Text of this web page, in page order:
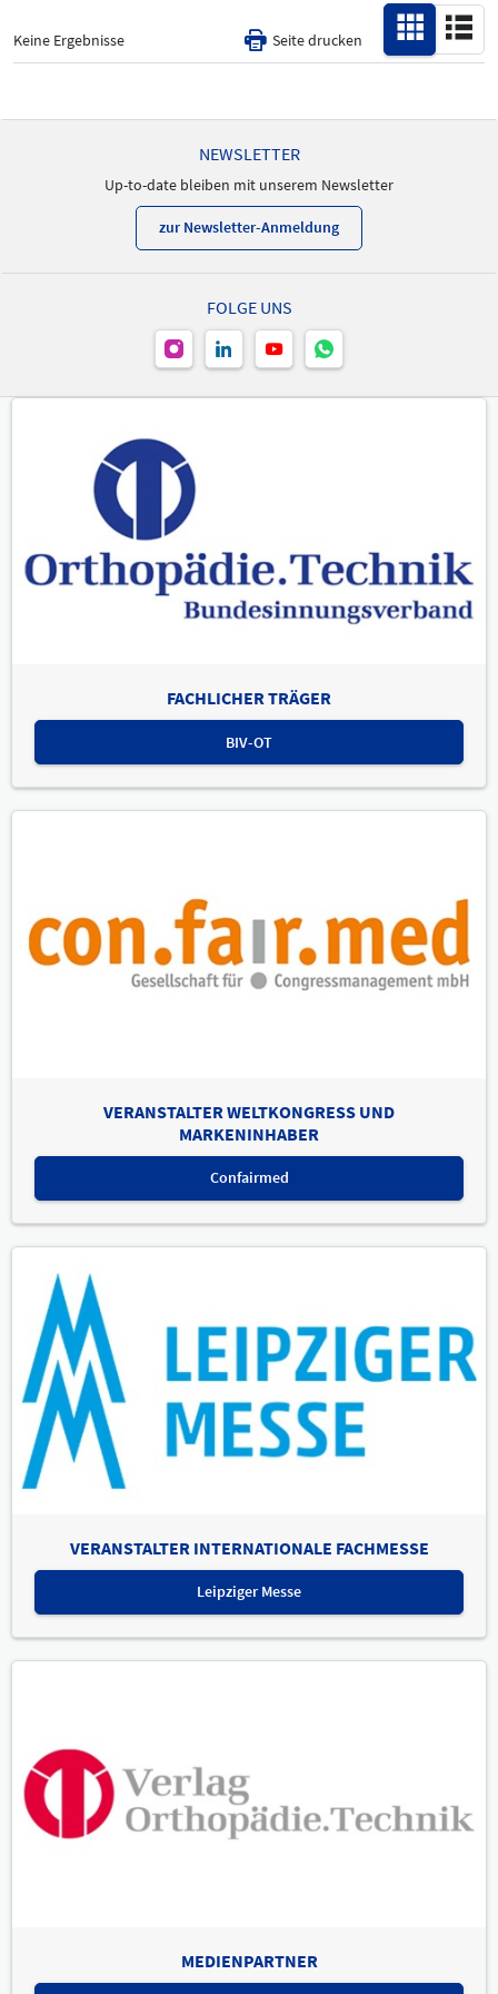
-
Keine Ergebnisse Seite drucken
NEWSLETTER
Up-to-date bleiben mit unserem Newsletter
zur Newsletter-Anmeldung
FOLGE UNS
FACHLICHER TRÄGER
BIV-OT
VERANSTALTER WELTKONGRESS UND
MARKENINHABER
Confairmed
VERANSTALTER INTERNATIONALE FACHMESSE
Leipziger Messe
MEDIENPARTNER